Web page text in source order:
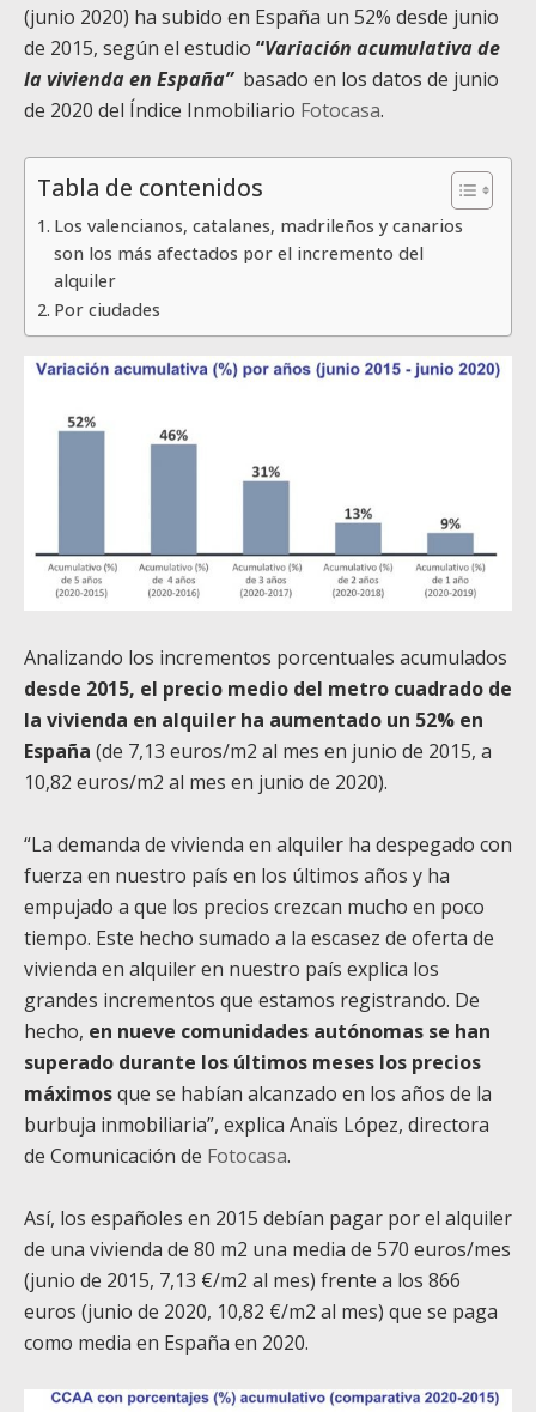
(junio 2020) ha subido en España un 52% desde junio
de 2015, según el estudio “Variación acumulativa de
la vivienda en España” basado en los datos de junio
de 2020 del Índice Inmobiliario Fotocasa.
Tabla de contenidos
Los valencianos, catalanes, madrileños y canarios
son los más afectados por el incremento del
alquiler
Por ciudades
Analizando los incrementos porcentuales acumulados
desde 2015, el precio medio del metro cuadrado de
la vivienda en alquiler ha aumentado un 52% en
España (de 7,13 euros/m2 al mes en junio de 2015, a
10,82 euros/m2 al mes en junio de 2020).
“La demanda de vivienda en alquiler ha despegado con
fuerza en nuestro país en los últimos años y ha
empujado a que los precios crezcan mucho en poco
tiempo. Este hecho sumado a la escasez de oferta de
vivienda en alquiler en nuestro país explica los
grandes incrementos que estamos registrando. De
hecho, en nueve comunidades autónomas se han
superado durante los últimos meses los precios
máximosque se habían alcanzado en los años de la
burbuja inmobiliaria”, explica Anaïs López, directora
de Comunicación de Fotocasa.
Así, los españoles en 2015 debían pagar por el alquiler
de una vivienda de 80 m2 una media de 570 euros/mes
(junio de 2015, 7,13 €/m2 al mes) frente a los 866
euros (junio de 2020, 10,82 €/m2 al mes) que se paga
como media en España en 2020.